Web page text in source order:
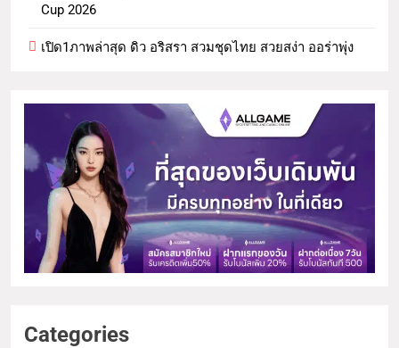
Cup 2026
เปิด1ภาพล่าสุด ดิว อริสรา สวมชุดไทย สวยสง่า ออร่าพุ่ง
Categories